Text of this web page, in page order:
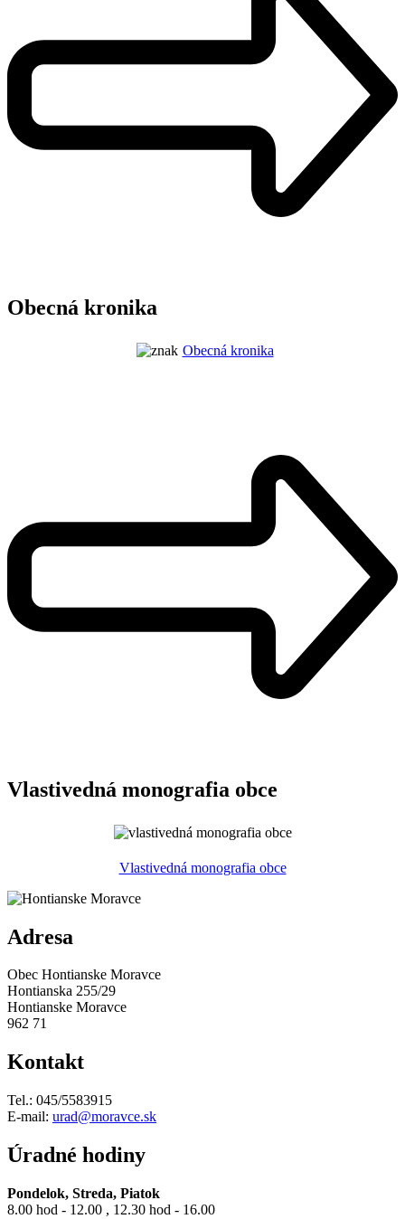
Obecná kronika
Obecná kronika
Vlastivedná monografia obce
Vlastivedná monografia obce
Adresa
Obec Hontianske Moravce
Hontianska 255/29
Hontianske Moravce
962 71
Kontakt
Tel.: 045/5583915
E-mail: urad@moravce.sk
Úradné hodiny
Pondelok, Streda, Piatok
8.00 hod - 12.00 , 12.30 hod - 16.00